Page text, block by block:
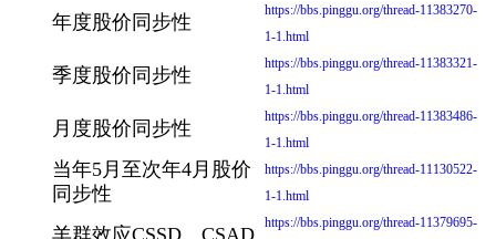
年度股价同步性
https://bbs.pinggu.org/thread-11383270-
1-1.html
季度股价同步性
https://bbs.pinggu.org/thread-11383321-
1-1.html
月度股价同步性
https://bbs.pinggu.org/thread-11383486-
1-1.html
当年5月至次年4月股价
同步性
https://bbs.pinggu.org/thread-11130522-
1-1.html
羊群效应CSSD、CSAD
https://bbs.pinggu.org/thread-11379695-